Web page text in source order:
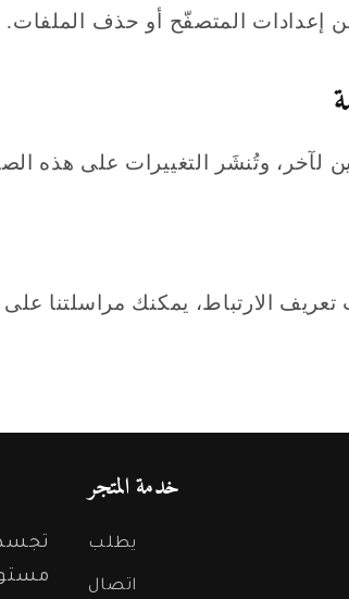
إعدادات المتصفّح أو حذف الملفات.
وتُنشَر التغييرات على هذه
الارتباط، يمكنك مراسلتنا على
خدمة المتجر
يطلب
اتصال